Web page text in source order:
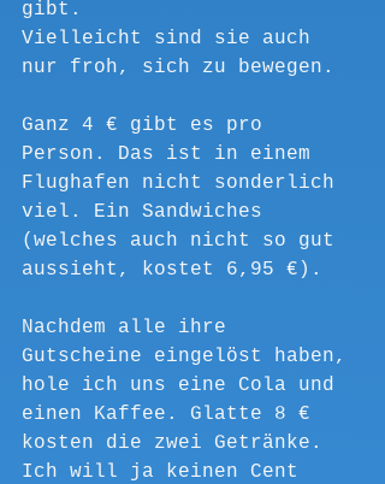
gibt.
Vielleicht sind sie auch
nur froh, sich zu bewegen.
Ganz 4 € gibt es pro
Person. Das ist in einem
Flughafen nicht sonderlich
viel. Ein Sandwiches
(welches auch nicht so gut
aussieht, kostet 6,95 €).
Nachdem alle ihre
Gutscheine eingelöst haben,
hole ich uns eine Cola und
einen Kaffee. Glatte 8 €
kosten die zwei Getränke.
Ich will ja keinen Cent